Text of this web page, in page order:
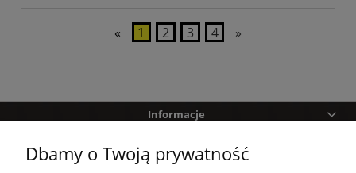
« 1 2 3 4 »
Informacje
Pomoc
Dbamy o Twoją prywatność